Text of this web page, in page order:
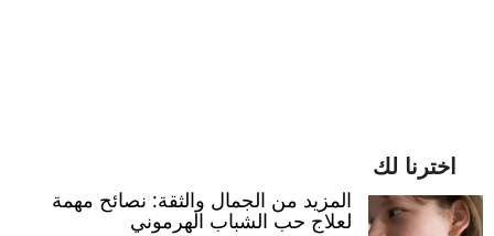
اخترنا لك
المزيد من الجمال والثقة: نصائح مهمة
لعلاج حب الشباب الهرموني